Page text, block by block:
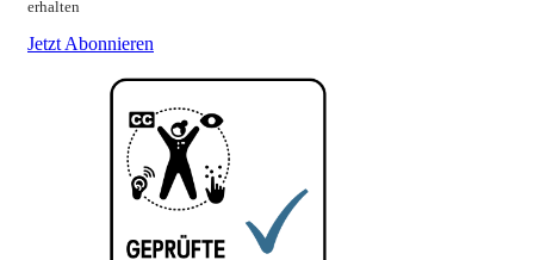
erhalten
Jetzt Abonnieren